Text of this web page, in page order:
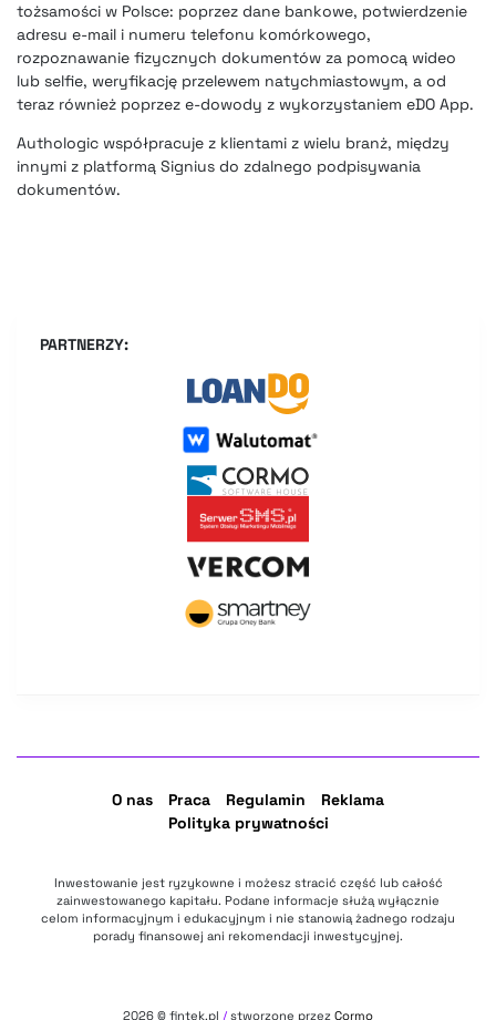
tożsamości w Polsce: poprzez dane bankowe, potwierdzenie
adresu e-mail i numeru telefonu komórkowego,
rozpoznawanie fizycznych dokumentów za pomocą wideo
lub selfie, weryfikację przelewem natychmiastowym, a od
teraz również poprzez e-dowody z wykorzystaniem eDO App.
Authologic współpracuje z klientami z wielu branż, między
innymi z platformą Signius do zdalnego podpisywania
dokumentów.
PARTNERZY:
O nas Praca Regulamin
Reklama
Polityka prywatności
Inwestowanie jest ryzykowne i możesz stracić część lub całość
zainwestowanego kapitału. Podane informacje służą wyłącznie
celom informacyjnym i edukacyjnym i nie stanowią żadnego rodzaju
porady finansowej ani rekomendacji inwestycyjnej.
2026 © fintek.pl / stworzone przez Cormo